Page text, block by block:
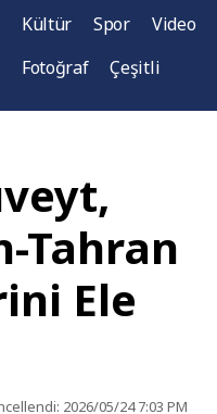
Kültür
Spor
Video
Fotoğraf
Çeşitli
Tahran
Ele
2026/05/24 7:03 PM